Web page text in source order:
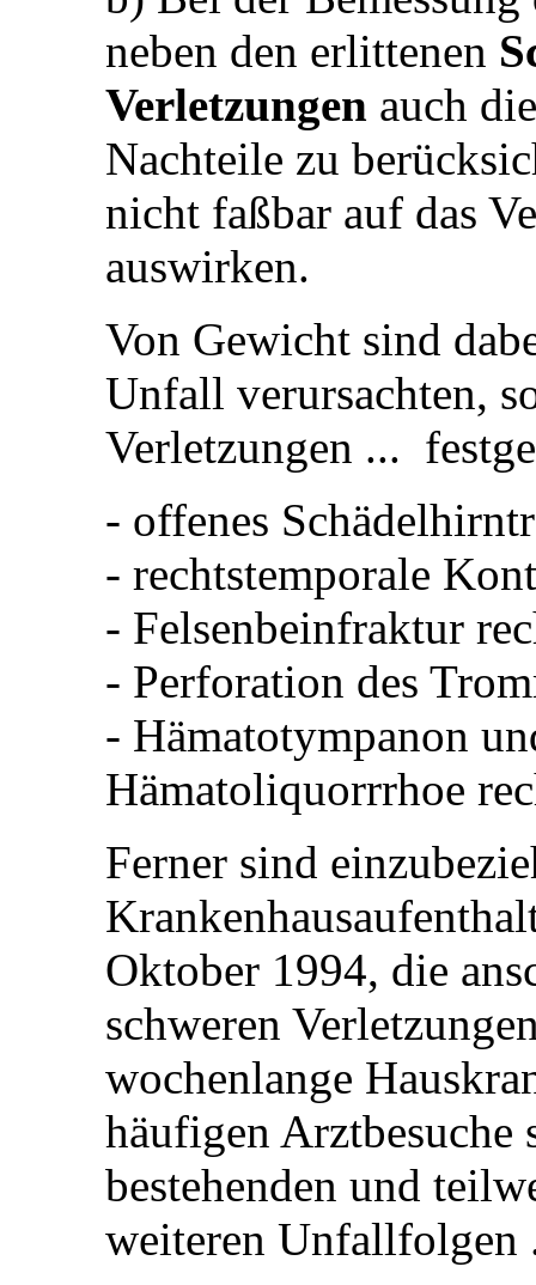
neben den erlittenen
Verletzungen auch
Nachteile zu
nicht faßbar auf das
auswirken.
Von Gewicht sind
Unfall verursachten,
Verletzungen ...
- offenes
- rechtstemporale
- Felsenbeinfraktur
- Perforation des
- Hämatotympanon
Hämatoliquorrrhoe
Ferner sind
Oktober 1994, die
schweren
wochenlange
häufigen Arztbesuche
bestehenden und
weiteren Unfallfolgen